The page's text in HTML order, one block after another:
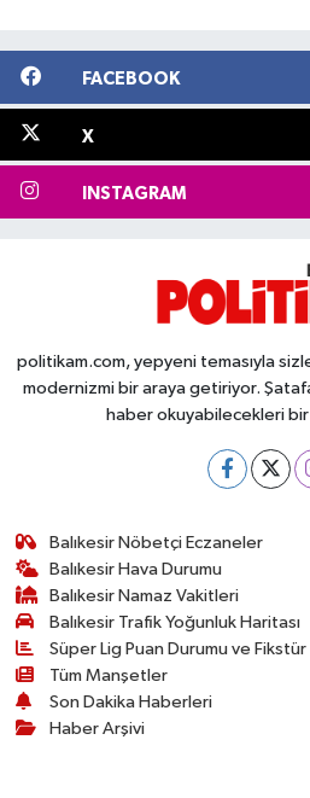
FACEBOOK
X
INSTAGRAM
politikam.com, yepyeni temasıyla
modernizmi bir araya getiriyor.
haber okuyabilecekleri bir
Balıkesir Nöbetçi Eczaneler
Balıkesir Hava Durumu
Balıkesir Namaz Vakitleri
Balıkesir Trafik Yoğunluk Haritası
Süper Lig Puan Durumu ve Fikstür
Tüm Manşetler
Son Dakika Haberleri
Haber Arşivi